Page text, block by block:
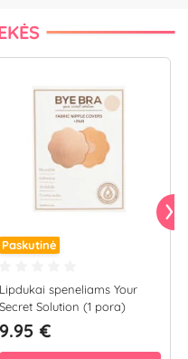
Paskutinė
Lipdukai speneliams Your
Secret Solution (1 pora)
9.95 €